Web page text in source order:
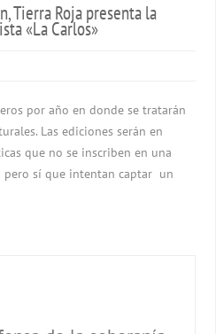
Tierra Roja presenta la
«La Carlos»
por año en donde se tratarán
Las ediciones serán en
que no se inscriben en una
sí que intentan captar un